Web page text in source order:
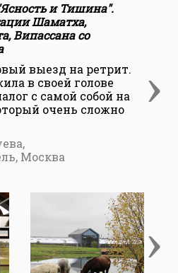
›
и Тишина".
Шаматха,
Випассана со
выезд на ретрит.
в своей голове
с самой собой на
очень сложно
Москва
›